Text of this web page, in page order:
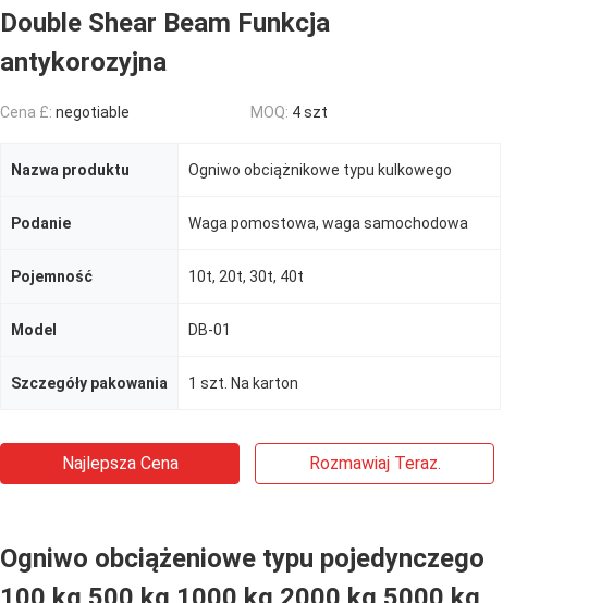
Double Shear Beam Funkcja
antykorozyjna
Cena £: negotiable MOQ: 4 szt
Nazwa produktu Ogniwo obciążnikowe typu kulkowego
Podanie Waga pomostowa, waga samochodowa
Pojemność 10t, 20t, 30t, 40t
Model DB-01
Szczegóły pakowania 1 szt. Na karton
Najlepsza Cena Rozmawiaj Teraz.
Ogniwo obciążeniowe typu pojedynczego